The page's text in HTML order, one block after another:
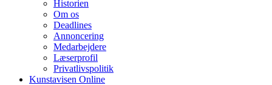
Historien
Om os
Deadlines
Annoncering
Medarbejdere
Læserprofil
Privatlivspolitik
Kunstavisen Online